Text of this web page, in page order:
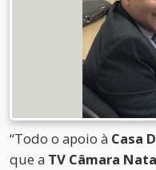
“Todo o apoio à Casa
que a TV Câmara